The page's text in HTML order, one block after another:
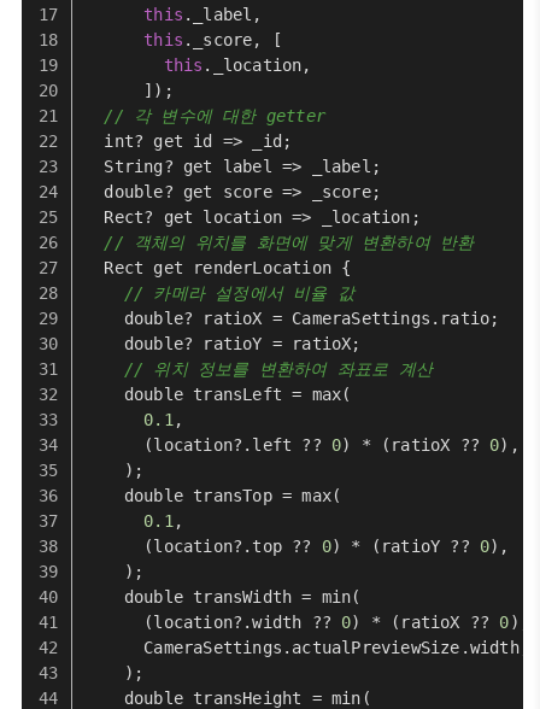
this . _label ,
this . _score, [
this . _location,
      ]);
// 각 변수에 대한 getter
  int? get id => _id;
String? get label => _label;
  double? get score => _score;
Rect? get location => _location;
// 객체의 위치를 화면에 맞게 변환하여 반환
Rect get renderLocation {
// 카메라 설정에서 비율 값
    double? ratioX =
CameraSettings . ratio;
    double? ratioY = ratioX;
// 위치 정보를 변환하여 좌표로 계산
    double transLeft =
max(
0.1 ,
      (location?.
left ?? 0) * (ratioX ?? 0),
    );
    double transTop =
max(
0.1 ,
      (location?.
top ?? 0) * (ratioY ?? 0),
    );
    double transWidth =
min(
      (location?.
width ?? 0) * (ratioX ?? 0),
CameraSettings . actualPreviewSize .width,
    );
    double transHeight =
min (